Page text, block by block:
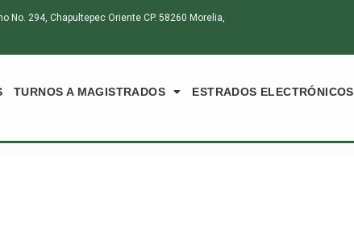
No. 294, Chapultepec Oriente CP. 58260 Morelia,
TURNOS A MAGISTRADOS ESTRADOS ELECTRÓNICOS